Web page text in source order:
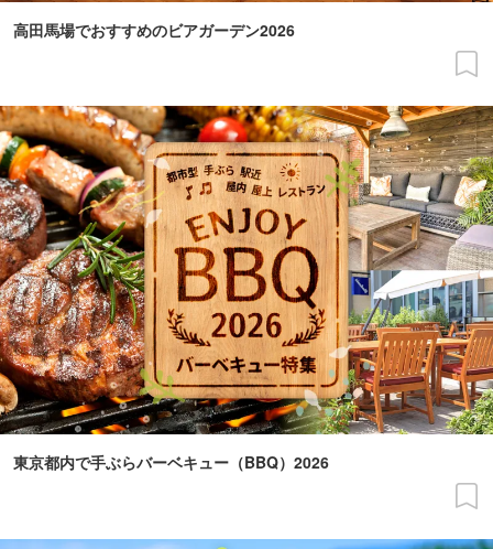
高田馬場でおすすめのビアガーデン2026
東京都内で手ぶらバーベキュー（BBQ）2026